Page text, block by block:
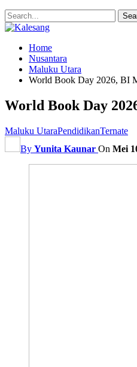
Home
Nusantara
Maluku Utara
World Book Day 2026, BI
World Book Day
Maluku UtaraPendidikanTernate
By Yunita Kaunar On Mei